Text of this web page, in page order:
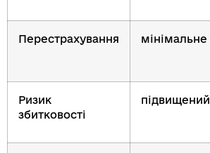
Перестрахування мінімальне
Ризик
збитковості
підвищений